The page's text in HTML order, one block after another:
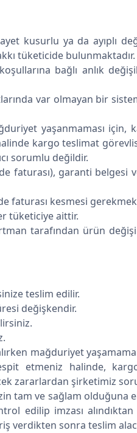
kusurlu ya da ayıplı
tüketicide bulunmaktadır.
bağlı anlık
var olmayan bir
yaşanmaması için,
kargo teslimat
sorumlu değildir.
faturası), garanti
faturası kesmesi
tüketiciye aittir.
tarafından ürün
teslim edilir.
değişkendir.
mağduriyet
etmeniz halinde,
zararlardan şirketimiz
tam ve sağlam
edilip imzası
verdikten sonra teslim